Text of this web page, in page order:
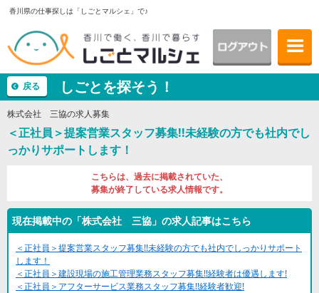
香川県の仕事探しは「しごとマルシェ」で♪
戻る しごとを探そう！
株式会社 三協の求人募集
＜正社員＞提案営業スタッフ募集!!未経験の方でも社内でし
っかりサポートします！
こちらは、過去に掲載されていた、
募集が終了している求人情報です。
現在掲載中の「株式会社 三協」の求人記事はこちら
＜正社員＞提案営業スタッフ募集!!未経験の方でも社内でしっかりサポート
します！
＜正社員＞建設現場の施工管理業務スタッフ募集!!経験者は優遇します!
＜正社員＞アフターサービス業務スタッフ募集!!経験者歓迎!